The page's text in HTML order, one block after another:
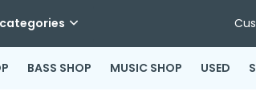
BASS SHOP MUSIC SHOP USED